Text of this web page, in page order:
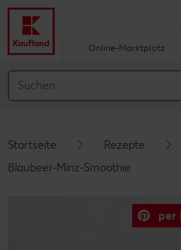
Hauptinhalt
Schwebender Seitenbereich
Online-Marktplatz
Startseite Rezepte
Blaubeer-Minz-Smoothie
per